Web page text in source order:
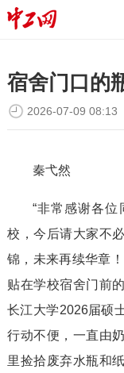
宿舍门口的
2026-07-09 08:13
秦弋然
“非常感谢各
校，今后请大家不
锦，未来再续华章
贴在学校宿舍门前
长江大学2026届硕
行动不便，一直由
里捡拾废弃水瓶和